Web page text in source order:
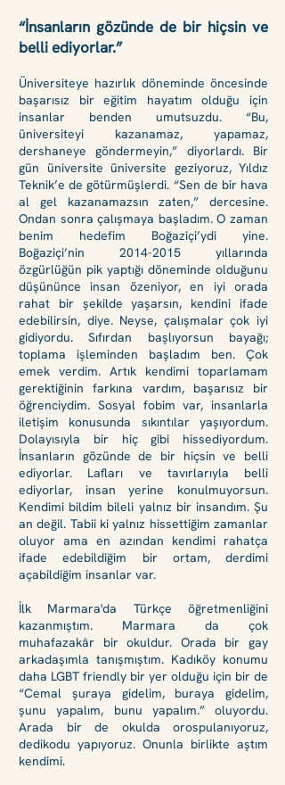
“İnsanların gözünde de bir hiçsin ve
belli ediyorlar.”
Üniversiteye hazırlık döneminde öncesinde
başarısız bir eğitim hayatım olduğu için
insanlar benden umutsuzdu. “Bu,
üniversiteyi kazanamaz, yapamaz,
dershaneye göndermeyin,” diyorlardı. Bir
gün üniversite üniversite geziyoruz, Yıldız
Teknik’e de götürmüşlerdi. “Sen de bir hava
al gel kazanamazsın zaten,” dercesine.
Ondan sonra çalışmaya başladım. O zaman
benim hedefim Boğaziçi’ydi yine.
Boğaziçi’nin 2014-2015 yıllarında
özgürlüğün pik yaptığı döneminde olduğunu
düşününce insan özeniyor, en iyi orada
rahat bir şekilde yaşarsın, kendini ifade
edebilirsin, diye. Neyse, çalışmalar çok iyi
gidiyordu. Sıfırdan başlıyorsun bayağı;
toplama işleminden başladım ben. Çok
emek verdim. Artık kendimi toparlamam
gerektiğinin farkına vardım, başarısız bir
öğrenciydim. Sosyal fobim var, insanlarla
iletişim konusunda sıkıntılar yaşıyordum.
Dolayısıyla bir hiç gibi hissediyordum.
İnsanların gözünde de bir hiçsin ve belli
ediyorlar. Lafları ve tavırlarıyla belli
ediyorlar, insan yerine konulmuyorsun.
Kendimi bildim bileli yalnız bir insandım. Şu
an değil. Tabii ki yalnız hissettiğim zamanlar
oluyor ama en azından kendimi rahatça
ifade edebildiğim bir ortam, derdimi
açabildiğim insanlar var.
İlk Marmara'da Türkçe öğretmenliğini
kazanmıştım. Marmara da çok
muhafazakâr bir okuldur. Orada bir gay
arkadaşımla tanışmıştım. Kadıköy konumu
daha LGBT friendly bir yer olduğu için bir de
“Cemal şuraya gidelim, buraya gidelim,
şunu yapalım, bunu yapalım.” oluyordu.
Arada bir de okulda orospulanıyoruz,
dedikodu yapıyoruz. Onunla birlikte aştım
kendimi.